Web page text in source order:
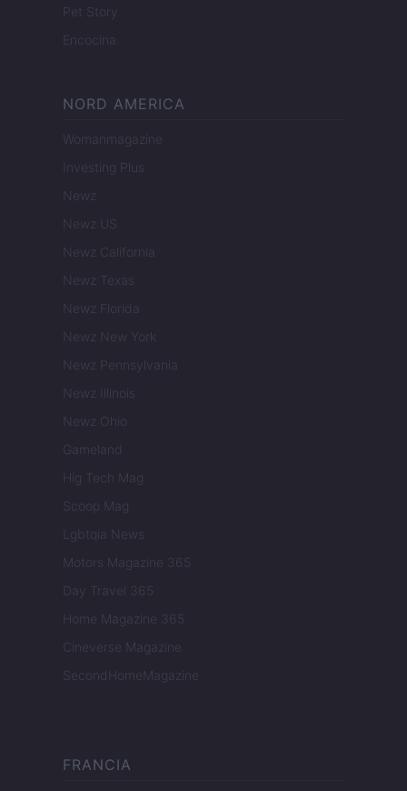
Pet Story
Encocina
NORD AMERICA
Womanmagazine
Investing Plus
Newz
Newz US
Newz California
Newz Texas
Newz Florida
Newz New York
Newz Pennsylvania
Newz Illinois
Newz Ohio
Gameland
Hig Tech Mag
Scoop Mag
Lgbtqia News
Motors Magazine 365
Day Travel 365
Home Magazine 365
Cineverse Magazine
SecondHomeMagazine
FRANCIA